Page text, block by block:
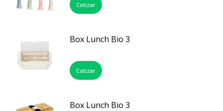
Cotizar
Box Lunch Bio 3
Cotizar
Box Lunch Bio 3